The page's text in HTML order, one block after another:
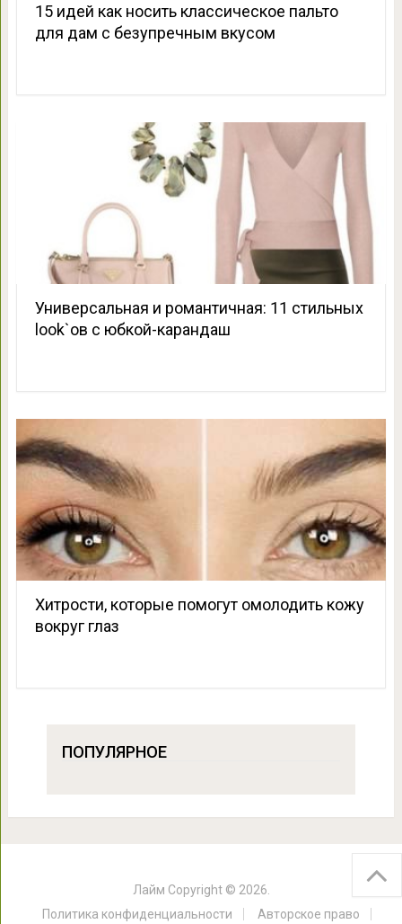
15 идей как носить классическое пальто
для дам с безупречным вкусом
Универсальная и романтичная: 11 стильных
look`ов с юбкой-карандаш
Хитрости, которые помогут омолодить кожу
вокруг глаз
ПОПУЛЯРНОЕ
Лайм Copyright © 2026.
Политика конфиденциальности
Авторское право